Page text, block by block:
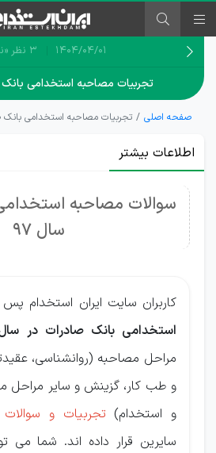
۱۴۰۴/۰۴/۰۱ 3 نظر
تجربیات مصاحبه استخدامی بانک
صفحه اصلی تجربیات مصاحبه استخدامی بانک
اطلاعات بیشتر
سوالات مصاحبه
سال 97
کاربران سایت ایران استخدام
استخدامی بانک صادرات در سال
مراحل مصاحبه (روانشناسی،
و طب کار، گزینش و سایر مراحل
و استخدام) تجربیات و
سایرین قرار داده اند. شما می